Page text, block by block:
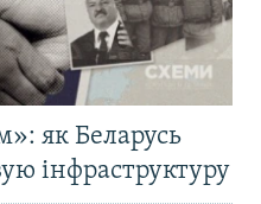
як Беларусь
інфраструктуру